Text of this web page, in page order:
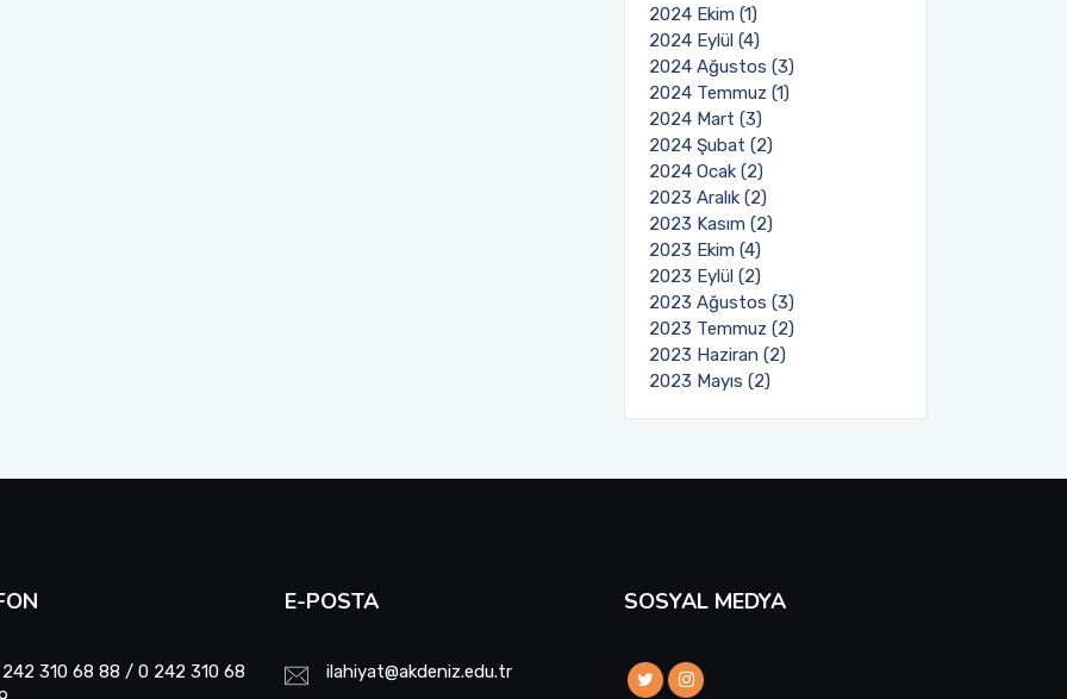
2024 Ekim (1)
2024 Eylül (4)
2024 Ağustos (3)
2024 Temmuz (1)
2024 Mart (3)
2024 Şubat (2)
2024 Ocak (2)
2023 Aralık (2)
2023 Kasım (2)
2023 Ekim (4)
2023 Eylül (2)
2023 Ağustos (3)
2023 Temmuz (2)
2023 Haziran (2)
2023 Mayıs (2)
310 68 88 / 0 242 310 68
E-POSTA
ilahiyat@akdeniz.edu.tr
SOSYAL MEDYA